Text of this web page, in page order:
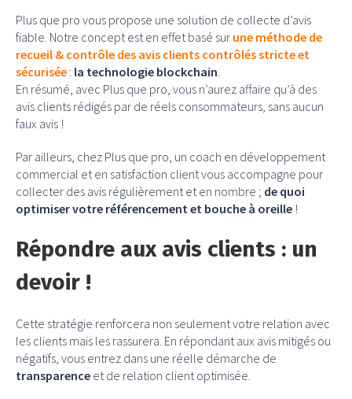
Plus que pro vous propose une solution de collecte d’avis
fiable. Notre concept est en effet basé sur une méthode de
recueil & contrôle des avis clients contrôlés stricte et
sécurisée : la technologie blockchain
En résumé, avec Plus que pro, vous n’aurez affaire qu’à des
avis clients rédigés par de réels consommateurs, sans aucun
faux avis !
Par ailleurs, chez Plus que pro, un coach en développement
commercial et en satisfaction client vous accompagne pour
collecter des avis régulièrement et en nombre ; de quoi
optimiser votre référencement et bouche à oreille !
Répondre aux avis clients : un
devoir !
Cette stratégie renforcera non seulement votre relation avec
les clients mais les rassurera. En répondant aux avis mitigés ou
négatifs, vous entrez dans une réelle démarche de
transparence et de relation client optimisée.